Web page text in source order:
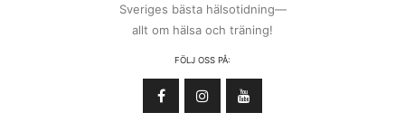
Sveriges bästa hälsotidning—
allt om hälsa och träning!
FÖLJ OSS PÅ: